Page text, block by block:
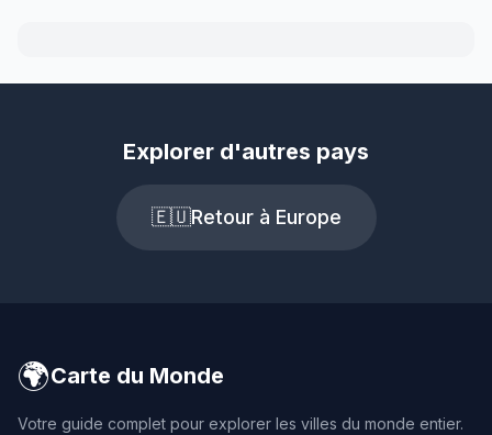
Explorer d'autres pays
🇪🇺Retour à Europe
🌍Carte du Monde
Votre guide complet pour explorer les villes du monde entier.